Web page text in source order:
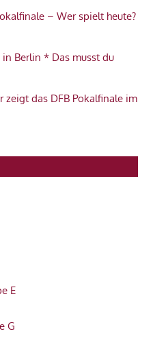
– Wer spielt heute?
Berlin * Das musst du
das DFB Pokalfinale im
E
G